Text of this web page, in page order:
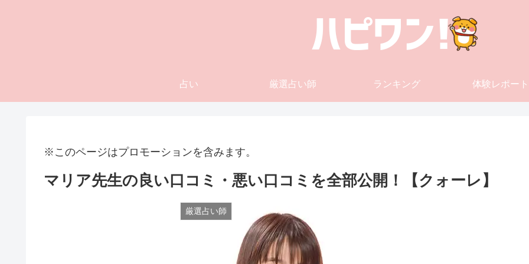
占い 厳選占い師 ランキング 体験レポート
※このページはプロモーションを含みます。
マリア先生の良い口コミ・悪い口コミを全部公開！【クォーレ】
厳選占い師